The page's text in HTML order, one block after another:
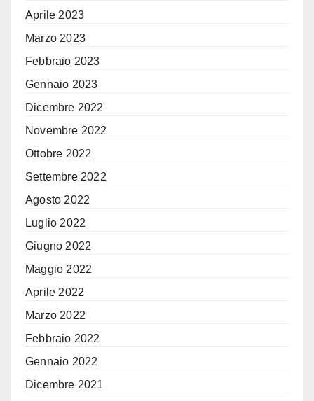
Aprile 2023
Marzo 2023
Febbraio 2023
Gennaio 2023
Dicembre 2022
Novembre 2022
Ottobre 2022
Settembre 2022
Agosto 2022
Luglio 2022
Giugno 2022
Maggio 2022
Aprile 2022
Marzo 2022
Febbraio 2022
Gennaio 2022
Dicembre 2021